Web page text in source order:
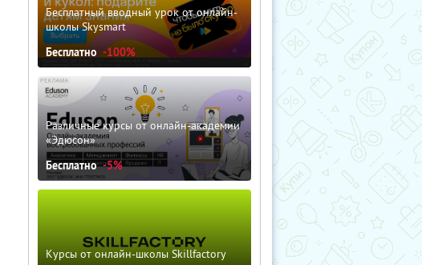
Бесплатный вводный урок от онлайн-
школы Skysmart
Бесплатно -100%
Различные курсы от онлайн-академии
«Эдюсон»
Бесплатно -5%
Курсы от онлайн-школы Skillfactory